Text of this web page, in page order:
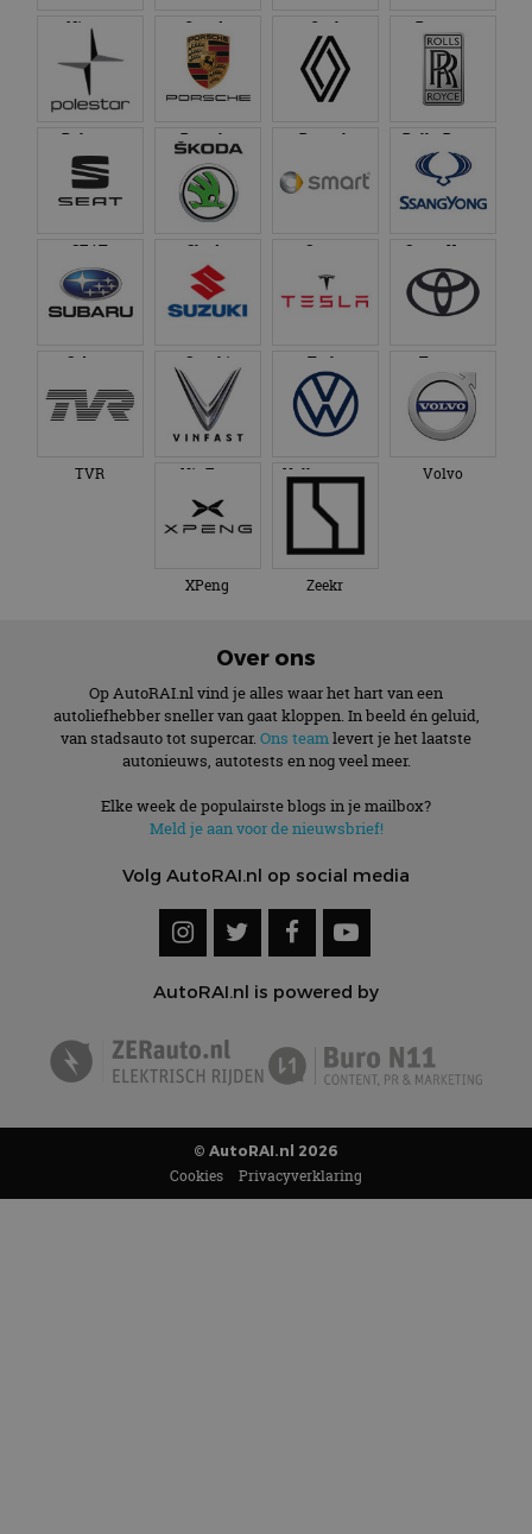
Nissan Omoda Opel Peugeot
Polestar Porsche Renault Rolls-Royce
SEAT Skoda Smart SsangYong
Subaru Suzuki Tesla Toyota
TVR VinFast Volkswagen Volvo
XPeng Zeekr
Over ons
Op AutoRAI.nl vind je alles waar het hart van een
autoliefhebber sneller van gaat kloppen. In beeld én geluid,
van stadsauto tot supercar. Ons team levert je het laatste
autonieuws, autotests en nog veel meer.
Elke week de populairste blogs in je mailbox?
Meld je aan voor de nieuwsbrief!
Volg AutoRAI.nl op social media
AutoRAI.nl is powered by
© AutoRAI.nl 2026
Cookies Privacyverklaring